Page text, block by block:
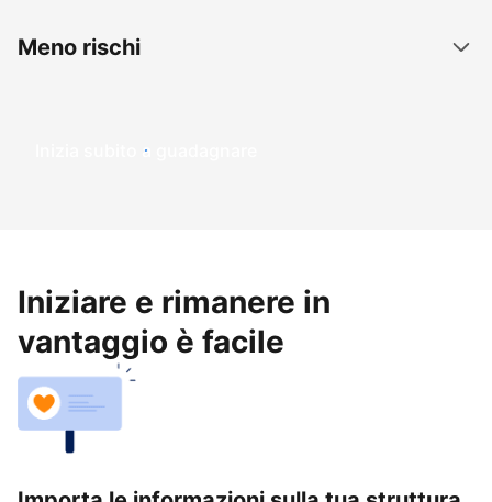
Meno rischi
Inizia subito a guadagnare
Iniziare e rimanere in
vantaggio è facile